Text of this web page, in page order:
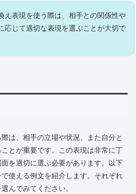
え表現を使う際は、相手との関係性や
応じて適切な表現を選ぶことが大切で
際は、相手の立場や状況、また自分と
とが重要です。この表現は非常に丁
を適切に選ぶ必要があります。以下
使える例文を紹介します。それぞれ
んでみてください。